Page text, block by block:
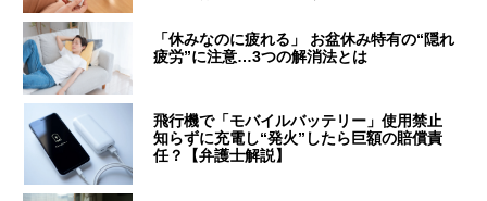
「休みなのに疲れる」 お盆休み特有の“隠れ
疲労”に注意…3つの解消法とは
飛行機で「モバイルバッテリー」使用禁止
知らずに充電し“発火”したら巨額の賠償責
任？【弁護士解説】